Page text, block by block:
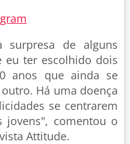
surpresa de alguns
eu ter escolhido dois
anos que ainda se
Há uma doença
se centrarem
jovens", comentou o
Attitude.